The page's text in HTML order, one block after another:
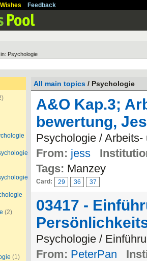
Feedback
Psychologie
(2)
(1)
All main topics / Psychologie
A&O Kap.3;
bewertung,
Psychologie /
From: jess
Tags: Manzey
Card: 29 36 37
03417 -
Psychologie /
From: PeterPan